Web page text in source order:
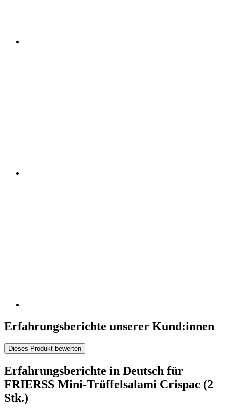
Erfahrungsberichte unserer Kund:innen
Dieses Produkt bewerten
Erfahrungsberichte in Deutsch für
FRIERSS Mini-Trüffelsalami Crispac (2
Stk.)